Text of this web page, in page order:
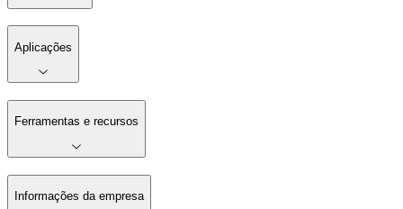
Aplicações
Ferramentas e recursos
Informações da empresa